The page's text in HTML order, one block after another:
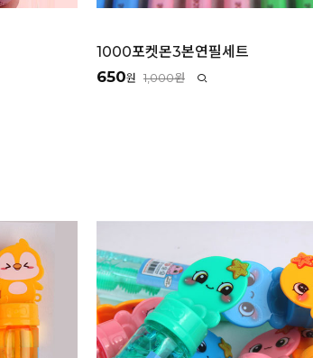
1000포켓몬3본연필세트
650원 1,000원